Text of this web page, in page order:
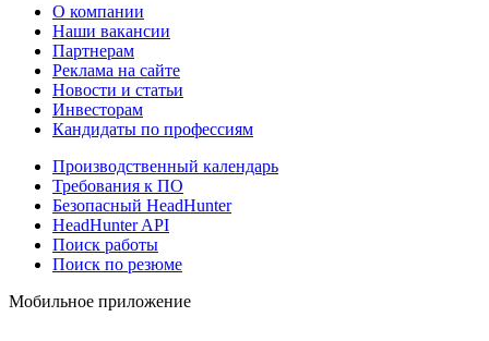
О компании
Наши вакансии
Партнерам
Реклама на сайте
Новости и статьи
Инвесторам
Кандидаты по профессиям
Производственный календарь
Требования к ПО
Безопасный HeadHunter
HeadHunter API
Поиск работы
Поиск по резюме
Мобильное приложение